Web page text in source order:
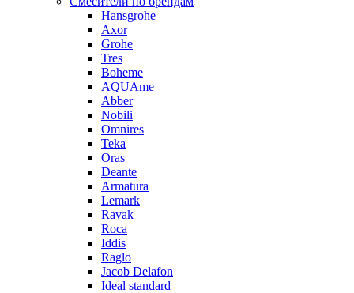
Hansgrohe
Axor
Grohe
Tres
Boheme
AQUAme
Abber
Nobili
Omnires
Teka
Oras
Deante
Armatura
Lemark
Ravak
Roca
Iddis
Raglo
Jacob Delafon
Ideal standard